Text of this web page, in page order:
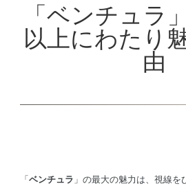
「ベンチュラ
以上にわたり
由
「ベンチュラ 」の最大の魅力は、視線